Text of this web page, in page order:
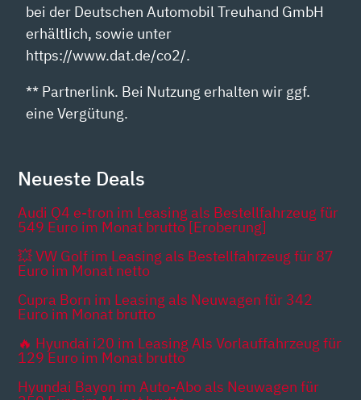
bei der Deutschen Automobil Treuhand GmbH
erhältlich, sowie unter
https://www.dat.de/co2/.
** Partnerlink. Bei Nutzung erhalten wir ggf.
eine Vergütung.
Neueste Deals
Audi Q4 e-tron im Leasing als Bestellfahrzeug für
549 Euro im Monat brutto [Eroberung]
💥 VW Golf im Leasing als Bestellfahrzeug für 87
Euro im Monat netto
Cupra Born im Leasing als Neuwagen für 342
Euro im Monat brutto
🔥 Hyundai i20 im Leasing Als Vorlauffahrzeug für
129 Euro im Monat brutto
Hyundai Bayon im Auto-Abo als Neuwagen für